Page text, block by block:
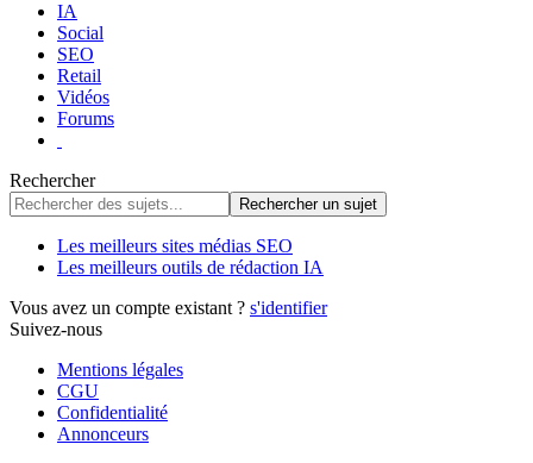
IA
Social
SEO
Retail
Vidéos
Forums
Rechercher
Les meilleurs sites médias SEO
Les meilleurs outils de rédaction IA
Vous avez un compte existant ? s'identifier
Suivez-nous
Mentions légales
CGU
Confidentialité
Annonceurs